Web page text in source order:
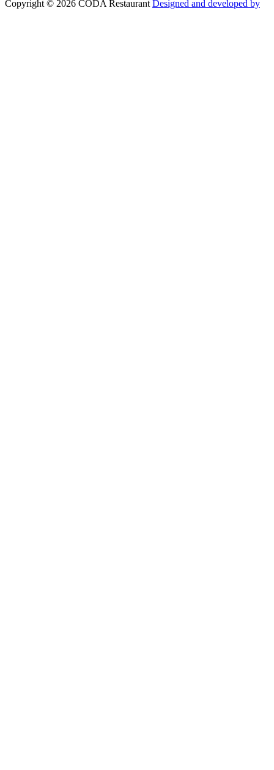
Copyright © 2026 CODA Restaurant Designed and developed by